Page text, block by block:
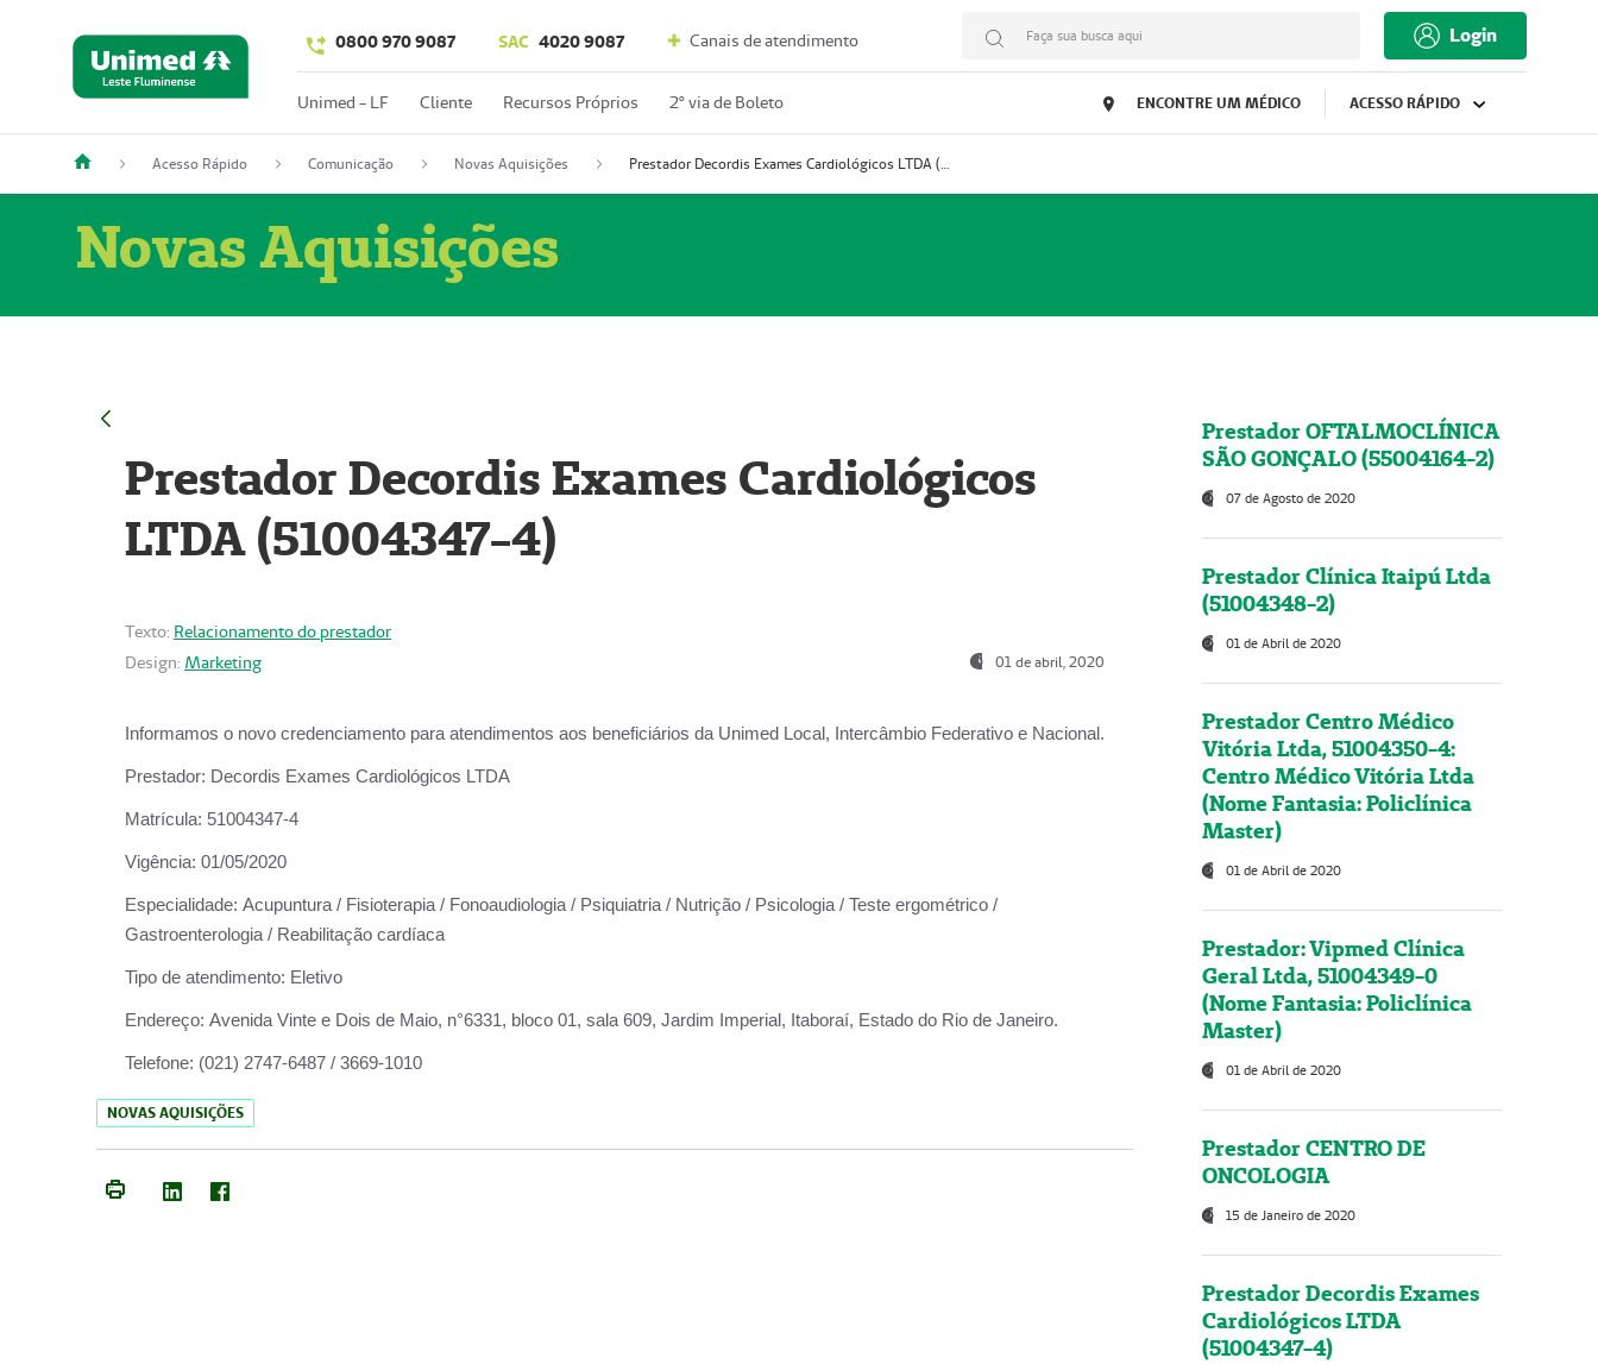
0800 970 9087 SAC 4020 9087 Canais de atendimento Faça sua busca aqui Login
Unimed - LF Cliente Recursos Próprios 2º via de Boleto ENCONTRE UM MÉDICO ACESSO RÁPIDO
Acesso Rápido Comunicação Novas Aquisições Prestador Decordis Exames Cardiológicos LTDA (51004347-4)
Novas Aquisições
Prestador Decordis Exames Cardiológicos
LTDA (51004347-4)
Texto: Relacionamento do prestador
Design: Marketing 01 de abril, 2020
Informamos o novo credenciamento para atendimentos aos beneficiários da Unimed Local, Intercâmbio Federativo e Nacional.
Prestador: Decordis Exames Cardiológicos LTDA
Matrícula: 51004347-4
Vigência: 01/05/2020
Especialidade: Acupuntura / Fisioterapia / Fonoaudiologia / Psiquiatria / Nutrição / Psicologia / Teste ergométrico /
Gastroenterologia / Reabilitação cardíaca
Tipo de atendimento: Eletivo
Endereço: Avenida Vinte e Dois de Maio, n°6331, bloco 01, sala 609, Jardim Imperial, Itaboraí, Estado do Rio de Janeiro.
Telefone: (021) 2747-6487 / 3669-1010
NOVAS AQUISIÇÕES
Prestador OFTALMOCLÍNICA
SÃO GONÇALO (55004164-2)
07 de Agosto de 2020
Prestador Clínica Itaipú Ltda
(51004348-2)
01 de Abril de 2020
Prestador Centro Médico
Vitória Ltda, 51004350-4:
Centro Médico Vitória Ltda
(Nome Fantasia: Policlínica
Master)
01 de Abril de 2020
Prestador: Vipmed Clínica
Geral Ltda, 51004349-0
(Nome Fantasia: Policlínica
Master)
01 de Abril de 2020
Prestador CENTRO DE
ONCOLOGIA
15 de Janeiro de 2020
Prestador Decordis Exames
Cardiológicos LTDA
(51004347-4)